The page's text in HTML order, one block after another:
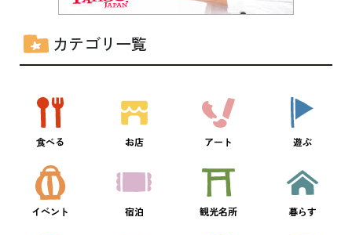
カテゴリ一覧
食べる お店 アート 遊ぶ
イベント 宿泊 観光名所 暮らす